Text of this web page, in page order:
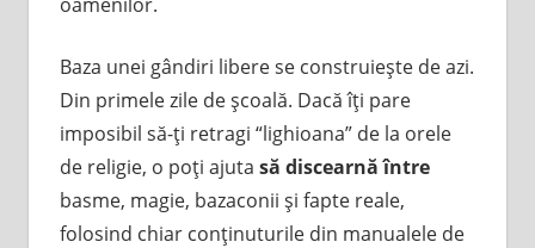
Baza unei gândiri libere se construieşte de azi.
Din primele zile de şcoală. Dacă îţi pare
imposibil să-ţi retragi “lighioana” de la orele
de religie, o poţi ajuta să discearnă între
basme, magie, bazaconii şi fapte reale,
folosind chiar conţinuturile din manualele de